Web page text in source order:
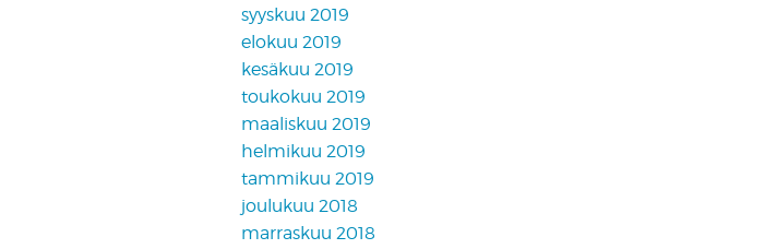
syyskuu 2019
elokuu 2019
kesäkuu 2019
toukokuu 2019
maaliskuu 2019
helmikuu 2019
tammikuu 2019
joulukuu 2018
marraskuu 2018